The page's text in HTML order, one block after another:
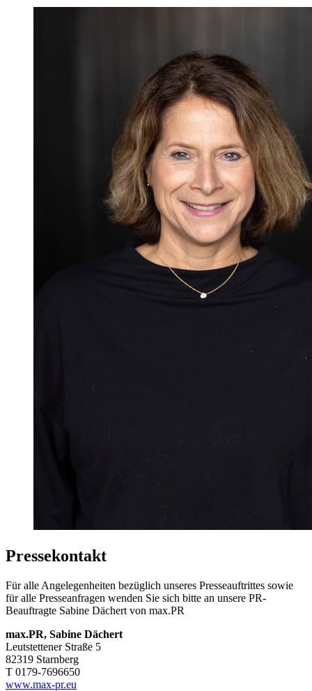
Pressekontakt
Für alle Angelegenheiten bezüglich unseres Presseauftrittes sowie
für alle Presseanfragen wenden Sie sich bitte an unsere PR-
Beauftragte Sabine Dächert von max.PR
max.PR, Sabine Dächert
Leutstettener Straße 5
82319 Starnberg
T 0179-7696650
www.max-pr.eu